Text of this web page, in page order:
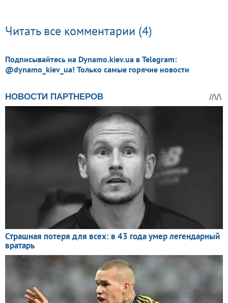
Читать все комментарии (4)
Подписывайтесь на Dynamo.kiev.ua в Telegram:
@dynamo_kiev_ua! Только самые горячие новости